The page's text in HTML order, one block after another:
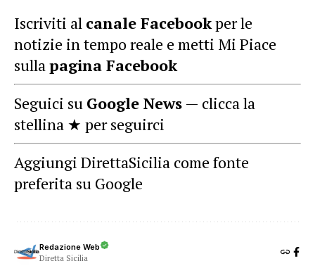
Iscriviti al canale Facebookper le
notizie in tempo reale e metti Mi Piace
sullapagina Facebook
Seguici su Google News — clicca la
stellina ★ per seguirci
Aggiungi DirettaSicilia come fonte
preferita su Google
Redazione Web
Diretta Sicilia